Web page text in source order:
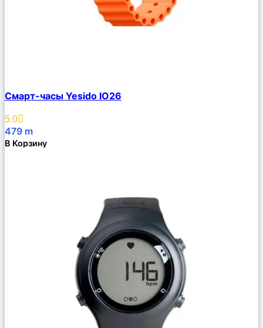
Описание
Избранное
Смарт-часы Yesido IO26
5.0
479 m
В Корзину